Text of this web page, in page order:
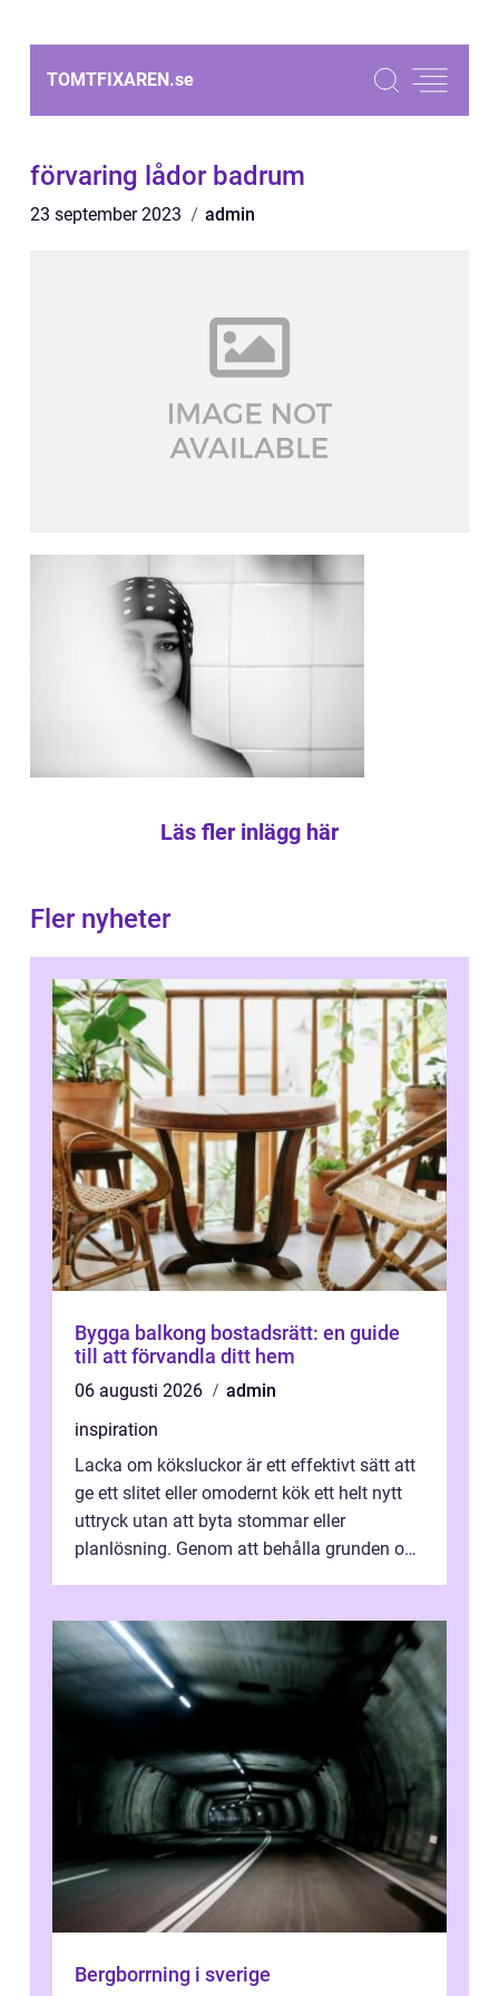
TOMTFIXAREN.se
förvaring lådor badrum
23 september 2023 admin
Läs fler inlägg här
Fler nyheter
Bygga balkong bostadsrätt: en guide
till att förvandla ditt hem
06 augusti 2026
admin
inspiration
Lacka om köksluckor är ett effektivt sätt att
ge ett slitet eller omodernt kök ett helt nytt
uttryck utan att byta stommar eller
planlösning. Genom att behålla grunden och
Bergborrning i sverige